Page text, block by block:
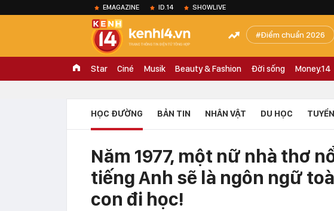
EMAGAZINE ID.14 SHOWLIVE
Điểm chuẩn 2026
Star Ciné Musik Beauty & Fashion Đời sống Money.14
HỌC ĐƯỜNG BẢN TIN NHÂN VẬT DU HỌC
Năm 1977, một nữ nhà thơ
tiếng Anh sẽ là ngôn ngữ
con đi học!